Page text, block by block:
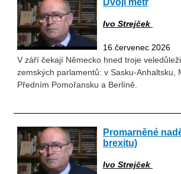
Ivo Strejček
16.červenec 2026
V září čekají Německo hned troje
zemských parlamentů: v Sasku-Anhaltsku,
Předním Pomořansku a Berlíně.
Promarněné
brexitu)
Ivo Strejček